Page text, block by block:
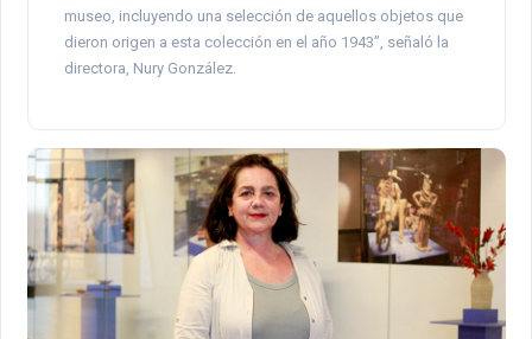
museo, incluyendo una selección de aquellos objetos que
dieron origen a esta colección en el año 1943”, señaló la
directora, Nury González.